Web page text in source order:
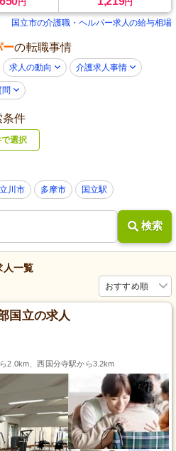
円 円
国立市の介護職・ヘルパー求人の給与相場
ーの転職事情
求人の動向 介護求人事情
問
条件
選択
立川市 多摩市 国立駅
検索
人一覧
おすすめ順
国立の求人
2.0km、西国分寺駅から3.2km